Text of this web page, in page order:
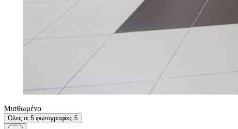
Μισθωμένο
Όλες οι 5 φωτογραφίες 5